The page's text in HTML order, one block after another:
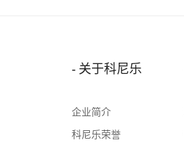
关于科尼乐
企业简介
科尼乐荣誉